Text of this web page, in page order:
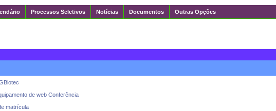
Processos Seletivos Notícias Documentos Outras Opções
de web Conferência
matrícula